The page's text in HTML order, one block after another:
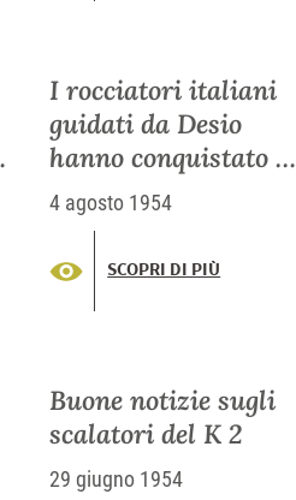
I rocciatori italiani
guidati da Desio
hanno conquistato la
vetta del K2. Un
esempio per tutti
4 agosto 1954
SCOPRI DI PIÙ
Buone notizie sugli
scalatori del K 2
29 giugno 1954